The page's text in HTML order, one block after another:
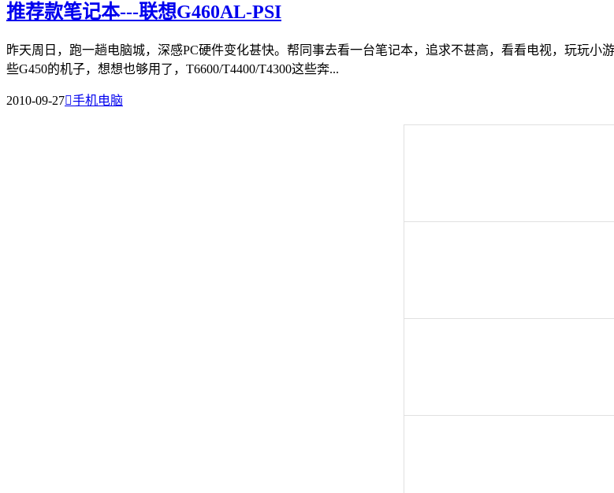
推荐款笔记本---联想G460AL-PSI
昨天周日，跑一趟电脑城，深感PC硬件变化甚快。帮同事去看一台笔记本，追求不甚高，看看电视，玩玩
些G450的机子，想想也够用了，T6600/T4400/T4300这些奔...
2010-09-27手机电脑